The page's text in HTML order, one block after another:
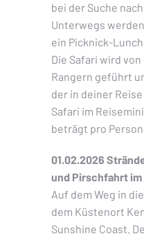
bei der Suche
Unterwegs
ein Picknick-
Die Safari wird
Rangern geführt
der in deiner
Safari im
beträgt pro Person
01.02.2026
und Pirschfahrt im
Auf dem Weg in
dem Küstenort
Sunshine Coast.